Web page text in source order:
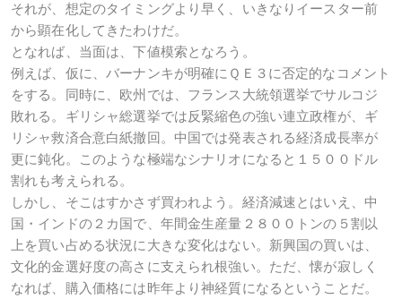
それが、想定のタイミングより早く、いきなりイースター前
から顕在化してきたわけだ。
となれば、当面は、下値模索となろう。
例えば、仮に、バーナンキが明確にＱＥ３に否定的なコメント
をする。同時に、欧州では、フランス大統領選挙でサルコジ
敗れる。ギリシャ総選挙では反緊縮色の強い連立政権が、ギ
リシャ救済合意白紙撤回。中国では発表される経済成長率が
更に鈍化。このような極端なシナリオになると１５００ドル
割れも考えられる。
しかし、そこはすかさず買われよう。経済減速とはいえ、中
国・インドの２カ国で、年間金生産量２８００トンの５割以
上を買い占める状況に大きな変化はない。新興国の買いは、
文化的金選好度の高さに支えられ根強い。ただ、懐が寂しく
なれば、購入価格には昨年より神経質になるということだ。